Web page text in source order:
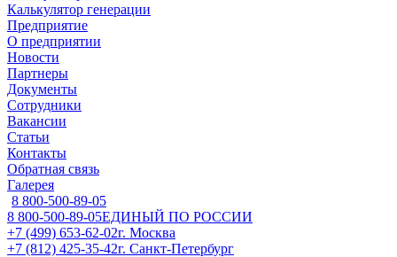
Калькулятор генерации
Предприятие
О предприятии
Новости
Партнеры
Документы
Сотрудники
Вакансии
Статьи
Контакты
Обратная связь
Галерея
8 800-500-89-05
8 800-500-89-05ЕДИНЫЙ ПО РОССИИ
+7 (499) 653-62-02г. Москва
+7 (812) 425-35-42г. Санкт-Петербург